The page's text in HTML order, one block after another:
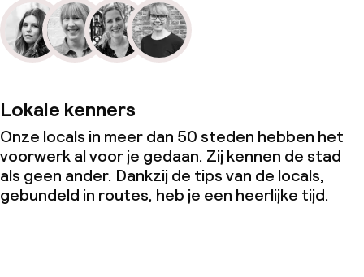
Lokale kenners
Onze locals in meer dan 50 steden hebben het
voorwerk al voor je gedaan. Zij kennen de stad
als geen ander. Dankzij de tips van de locals,
gebundeld in routes, heb je een heerlijke tijd.